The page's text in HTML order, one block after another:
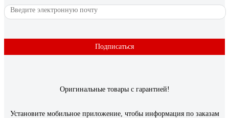
6 отзывов
Отзыв о светильнике Elektrostandard 2194
Подписаться
Оригинальные товары с гарантией!
Установите мобильное приложение, чтобы информация по заказам